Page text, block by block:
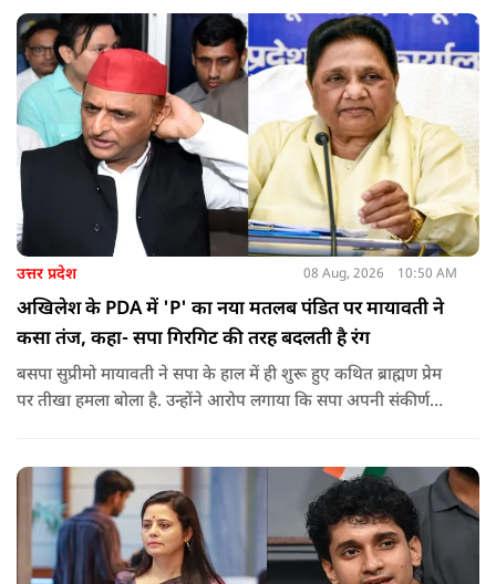
को लेकर दिपके की पुलिस अधिकारी से तीखी बहस हो गई.
उत्तर प्रदेश 08 Aug, 2026 10:50 AM
अखिलेश के PDA में 'P' का नया मतलब पंडित पर मायावती ने
कसा तंज, कहा- सपा गिरगिट की तरह बदलती है रंग
बसपा सुप्रीमो मायावती ने सपा के हाल में ही शुरू हुए कथित ब्राह्मण प्रेम
पर तीखा हमला बोला है. उन्होंने आरोप लगाया कि सपा अपनी संकीर्ण